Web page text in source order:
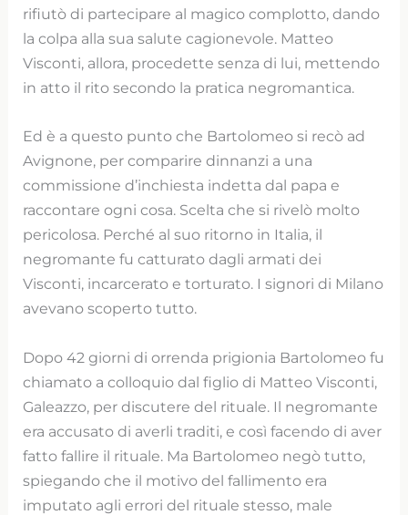
rifiutò di partecipare al magico complotto, dando
la colpa alla sua salute cagionevole. Matteo
Visconti, allora, procedette senza di lui, mettendo
in atto il rito secondo la pratica negromantica.
Ed è a questo punto che Bartolomeo si recò ad
Avignone, per comparire dinnanzi a una
commissione d’inchiesta indetta dal papa e
raccontare ogni cosa. Scelta che si rivelò molto
pericolosa. Perché al suo ritorno in Italia, il
negromante fu catturato dagli armati dei
Visconti, incarcerato e torturato. I signori di Milano
avevano scoperto tutto.
Dopo 42 giorni di orrenda prigionia Bartolomeo fu
chiamato a colloquio dal figlio di Matteo Visconti,
Galeazzo, per discutere del rituale. Il negromante
era accusato di averli traditi, e così facendo di aver
fatto fallire il rituale. Ma Bartolomeo negò tutto,
spiegando che il motivo del fallimento era
imputato agli errori del rituale stesso, male